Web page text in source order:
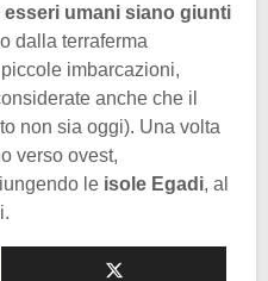
esseri umani siano giunti
dalla terraferma
imbarcazioni,
anche che il
non sia oggi). Una volta
verso ovest,
le isole Egadi, al